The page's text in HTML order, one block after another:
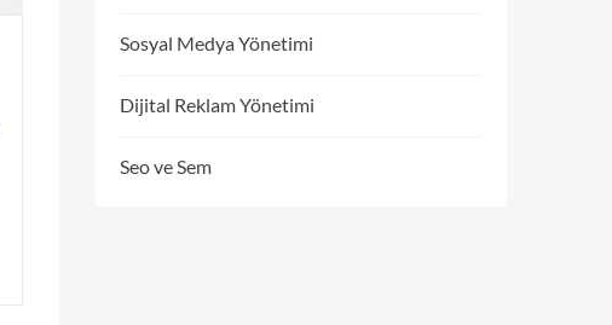
Sosyal Medya Yönetimi
Dijital Reklam Yönetimi
Seo ve Sem